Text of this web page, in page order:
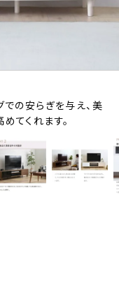
の安らぎを与え、美
てくれます。